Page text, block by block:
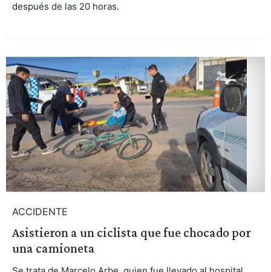
después de las 20 horas.
ACCIDENTE
Asistieron a un ciclista que fue chocado por
una camioneta